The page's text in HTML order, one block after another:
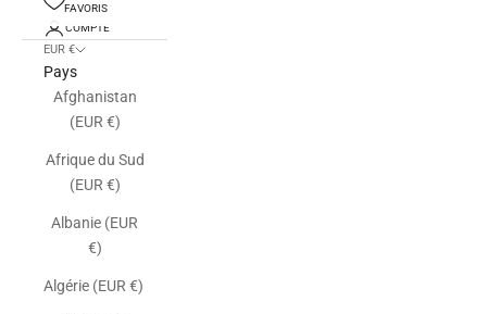
FAVORIS
COMPTE
EUR €
Pays
Afghanistan
(EUR €)
Afrique du Sud
(EUR €)
Albanie (EUR
€)
Algérie (EUR €)